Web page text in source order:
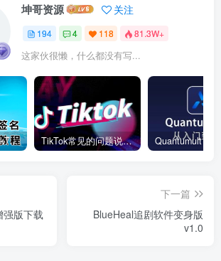
坤哥资源 关注
194 4 118 81.3W+
这家伙很懒，什么都没有写...
使用个人证书给TikTok签名安装(视频) TikTok常见的问题说明和解决方法
强版下载
下一篇
BlueHeal追剧软件变身版
v1.0